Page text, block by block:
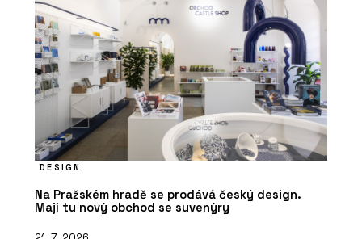
DESIGN
Na Pražském hradě se prodává český design.
Mají tu nový obchod se suvenýry